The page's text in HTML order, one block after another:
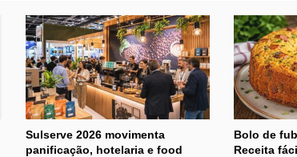
Sulserve 2026 movimenta
panificação, hotelaria e food
Bolo de
Receita